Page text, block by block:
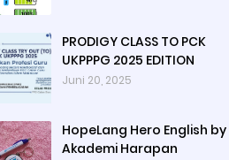
PRODIGY CLASS TO PCK
UKPPPG 2025 EDITION
Juni 20, 2025
HopeLang Hero English by
Akademi Harapan